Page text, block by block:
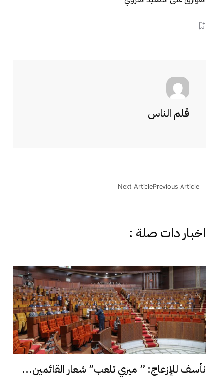
قلم الناس
Previous Article
Next Article
اخبار دات صلة :
نأسف للإزعاج: ” ميزي تلعب” شعار القائمين...